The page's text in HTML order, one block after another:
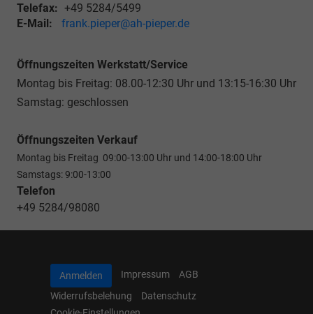
Telefax: +49 5284/5499
E-Mail:
frank.pieper@ah-pieper.de
Öffnungszeiten Werkstatt/Service
Montag bis Freitag: 08.00-12:30 Uhr und 13:15-16:30 Uhr
Samstag: geschlossen
Öffnungszeiten Verkauf
Montag bis Freitag 09:00-13:00 Uhr und 14:00-18:00 Uhr
Samstags: 9:00-13:00
Telefon
+49 5284/98080
Anmelden Impressum
AGB
Widerrufsbelehung
Datenschutz